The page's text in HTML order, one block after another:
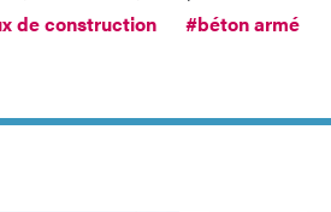
de construction #béton armé